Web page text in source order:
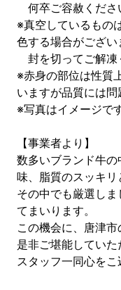
何卒ご容赦くださ
※真空しているもの
色する場合がござい
封を切ってご解凍
※赤身の部位は性質
いますが品質には問
※写真はイメージです
【事業者より】
数多いブランド牛
味、脂質のスッキリ
その中でも厳選し
てまいります。
この機会に、唐津
是非ご堪能していた
スタッフ一同心をこ